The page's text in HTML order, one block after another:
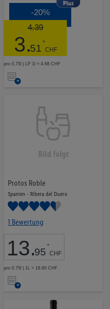
-20%
4.39
3.51 *
CHF
pro 0,75l | LP 1l = 4.68 CHF
Auf
Merkliste
Protos Roble
Spanien - Ribera del Duero
1 Bewertung
13.95 *
CHF
pro 0,75l | 1L = 18.60 CHF
Auf